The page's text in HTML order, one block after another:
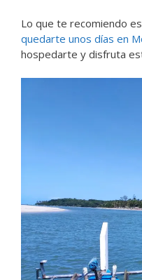
Lo que te recomiendo
quedarte unos días en
hospedarte y disfruta